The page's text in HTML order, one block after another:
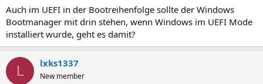
Auch im UEFI in der Bootreihenfolge sollte der Windows
Bootmanager mit drin stehen, wenn Windows im UEFI Mode
installiert wurde, geht es damit?
L lxks1337
New member